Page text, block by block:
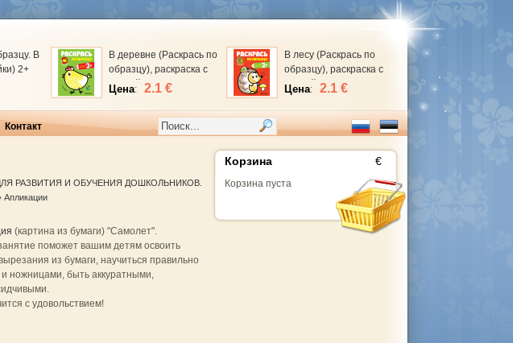
В
2+
В деревне (Раскрась по
образцу), раскраска с
наклейками. 2+
Цена: 2.1 €
В лесу (Раскрась по
образцу), раскраска с
наклейками
Цена: 2.1 €
Контакт
РАЗВИТИЯ И ОБУЧЕНИЯ ДОШКОЛЬНИКОВ.
Апликации
(картина из бумаги) "Самолет".
поможет вашим детям освоить
из бумаги, научиться правильно
и ножницами, быть аккуратными,
с удовольствием!
Корзина €
Корзина пуста